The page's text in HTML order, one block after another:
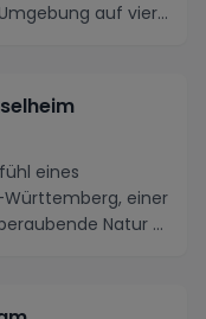
auf vier
eines
Württemberg, einer
Natur ...